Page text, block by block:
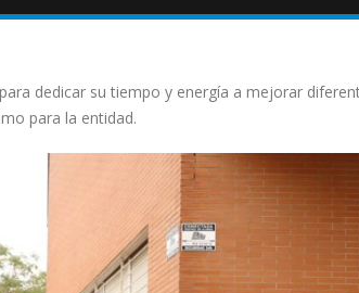
dedicar su tiempo y energía a mejorar
para la entidad.